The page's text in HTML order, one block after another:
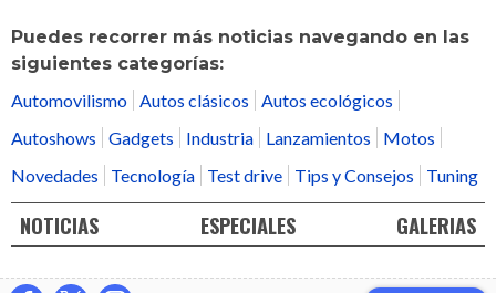
Puedes recorrer más noticias navegando en las
siguientes categorías:
Automovilismo Autos clásicos
Autos ecológicos
Autoshows
Gadgets Industria Lanzamientos
Motos
Novedades
Tecnología Test drive Tips y Consejos Tuning
NOTICIAS ESPECIALES GALERIAS